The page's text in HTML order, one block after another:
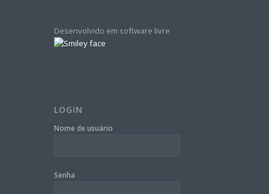
Desenvolvido em software livre
LOGIN
Nome de usuário
Senha